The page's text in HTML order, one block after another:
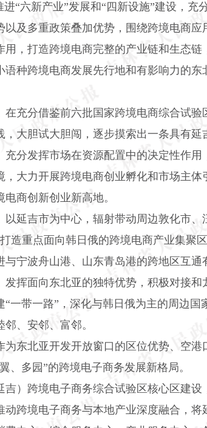
“六新产业”发展和“四新设施”建设，
及多重政策叠加优势，围绕跨境电商
，打造跨境电商完整的产业链和生态
种跨境电商发展先行地和有影响力的东
充分借鉴前六批国家跨境电商综合试验
大胆试大胆闯，逐步摸索出一条具有延
分发挥市场在资源配置中的决定性作用
大力开展跨境电商创业孵化和市场主
商创新创业新高地。
延吉市为中心，辐射带动周边敦化市、
造重点面向韩日俄的跨境电商产业集聚
宁波舟山港、山东青岛港的跨地区互通
挥面向东北亚的独特优势，积极对接和
一带一路”，深化与韩日俄为主的周边
、安邻、富邻。
为东北亚开发开放窗口的区位优势、空
、多园”的跨境电子商务发展新格局。
）跨境电子商务综合试验区核心区建设
动跨境电子商务与本地产业深度融合，